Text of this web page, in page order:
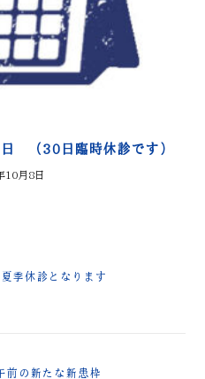
（30日臨時休診です）
10月8日
季休診となります
前の新たな新患枠